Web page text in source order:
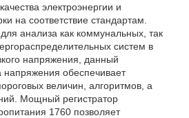
электроэнергии и
на соответствие стандартам.
анализа как коммунальных, так
систем в
напряжения, данный
напряжения обеспечивает
величин, алгоритмов, а
Мощный регистратор
1760 позволяет